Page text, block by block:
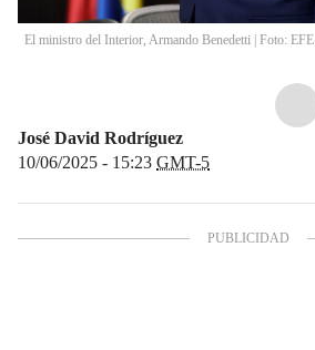
El ministro del Interior, Armando Benedetti | Foto: EFE
José David Rodríguez
10/06/2025 - 15:23 GMT-5